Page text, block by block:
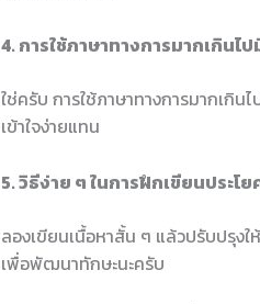
4. การใช้ภาษาทางการมากเกินไ
ใช่ครับ การใช้ภาษาทางการมากเกิ
เข้าใจง่ายแทน
5. วิธีง่าย ๆ ในการฝึกเขียนประโ
ลองเขียนเนื้อหาสั้น ๆ แล้วปรับปรุ
เพื่อพัฒนาทักษะนะครับ